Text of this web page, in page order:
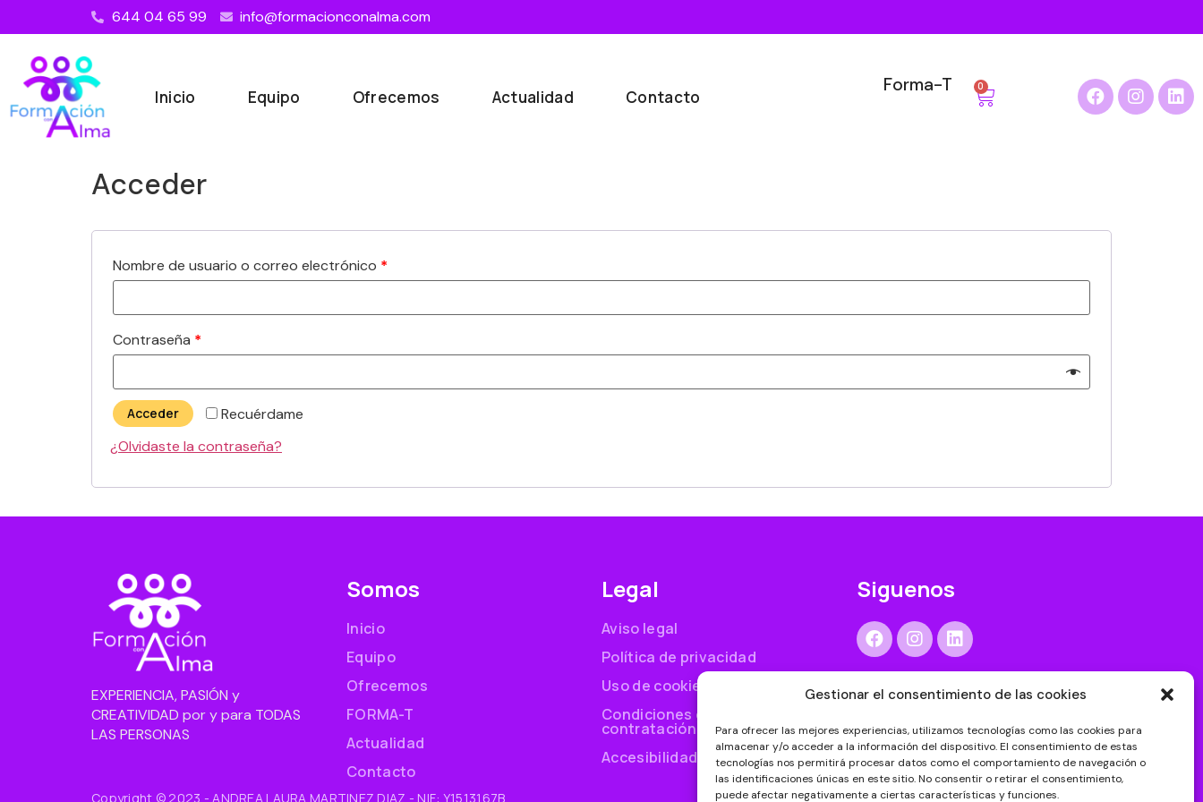
Gestionar el consentimiento de las cookies
Para ofrecer las mejores experiencias, utilizamos tecnologías como las cookies para
almacenar y/o acceder a la información del dispositivo. El consentimiento de estas
tecnologías nos permitirá procesar datos como el comportamiento de navegación o
las identificaciones únicas en este sitio. No consentir o retirar el consentimiento,
puede afectar negativamente a ciertas características y funciones.
644 04 65 99 info@formacionconalma.com
Inicio Equipo Ofrecemos Actualidad Contacto
Forma-T 0
Acceder
Nombre de usuario o correo electrónico *
Contraseña *
Recuérdame
Acceder
¿Olvidaste la contraseña?
EXPERIENCIA, PASIÓN y
CREATIVIDAD por y para TODAS
LAS PERSONAS
Somos
Inicio
Equipo
Ofrecemos
FORMA-T
Actualidad
Contacto
Legal
Aviso legal
Política de privacidad
Uso de cookies
Condiciones generales de
contratación
Accesibilidad
Siguenos
Copyright © 2023 - ANDREA LAURA MARTINEZ DIAZ - NIF: Y1513167B